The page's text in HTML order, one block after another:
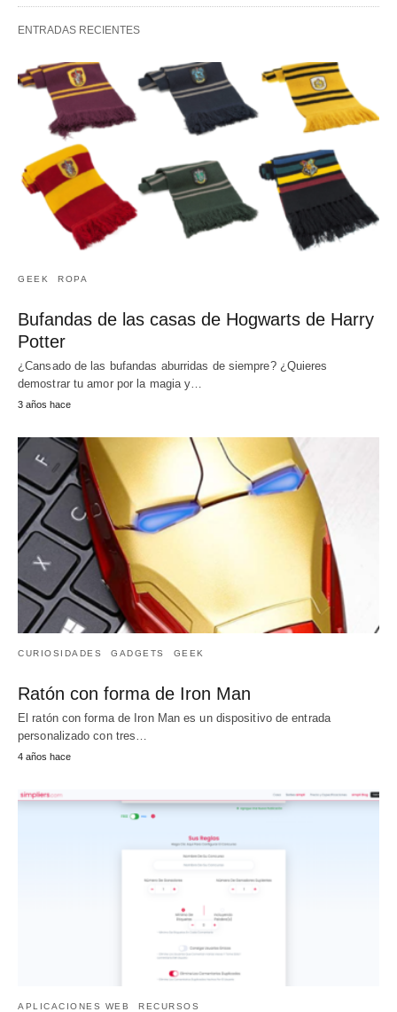
ENTRADAS RECIENTES
GEEK ROPA
Bufandas de las casas de Hogwarts de Harry
Potter
¿Cansado de las bufandas aburridas de siempre? ¿Quieres
demostrar tu amor por la magia y…
3 años hace
CURIOSIDADES GADGETS GEEK
Ratón con forma de Iron Man
El ratón con forma de Iron Man es un dispositivo de entrada
personalizado con tres…
4 años hace
APLICACIONES WEB RECURSOS